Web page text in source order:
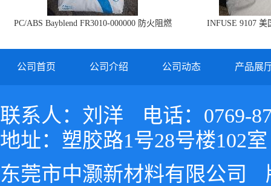
PC/ABS Bayblend FR3010-000000 防火阻燃
INFUSE 9107 美
公司首页 公司介绍 公司动态 产品展
联系人：刘洋
电话：0769-
地址：塑胶路1号28号楼102室
东莞市中灏新材料有限公司